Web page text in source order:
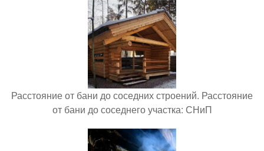
Расстояние от бани до соседних строений. Расстояние
от бани до соседнего участка: СНиП